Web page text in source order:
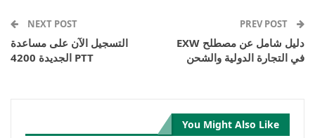
دليل شامل عن مصطلح EXW
في التجارة الدولية والشحن
NEXT POST
التسجيل الآن على مساعدة
PTT الجديدة 4200
You Might Also Like